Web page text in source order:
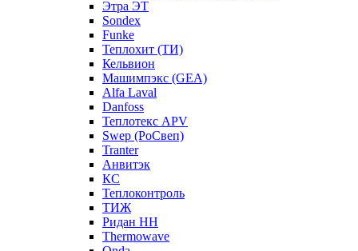
Этра ЭТ
Sondex
Funke
Теплохит (ТИ)
Кельвион
Машимпэкс (GEA)
Alfa Laval
Danfoss
Теплотекс APV
Swep (РоСвеп)
Tranter
Анвитэк
КС
Теплоконтроль
ТИЖ
Ридан НН
Thermowave